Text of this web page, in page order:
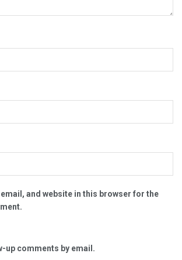
email, and website in this browser for the
up comments by email.